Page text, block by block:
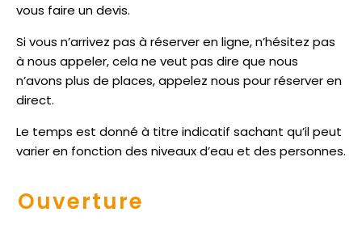
vous faire un devis.
Si vous n’arrivez pas à réserver en ligne, n’hésitez pas
à nous appeler, cela ne veut pas dire que nous
n’avons plus de places, appelez nous pour réserver en
direct.
Le temps est donné à titre indicatif sachant qu’il peut
varier en fonction des niveaux d’eau et des personnes.
Ouverture